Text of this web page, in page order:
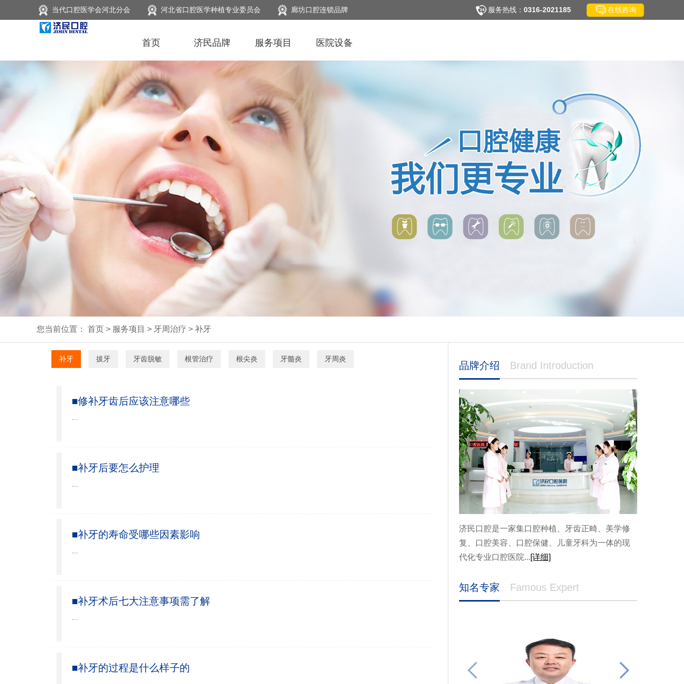
当代口腔医学会河北分会 河北省口腔医学种植专业委员会 廊坊口腔连锁品牌 服务热线： 0316-2021185 在线咨询
首页 济民品牌 服务项目 医院设备
您当前位置： 首页 > 服务项目 > 牙周治疗 > 补牙
补牙 拔牙 牙齿脱敏 根管治疗 根尖炎 牙髓炎 牙周炎
■修补牙齿后应该注意哪些
■补牙后要怎么护理
■补牙的寿命受哪些因素影响
■补牙术后七大注意事项需了解
■补牙的过程是什么样子的
品牌介绍 Brand Introduction
济民口腔是一家集口腔种植、牙齿正畸、美学修
复、口腔美容、口腔保健、儿童牙科为一体的现
代化专业口腔医院...[详细]
知名专家 Famous Expert